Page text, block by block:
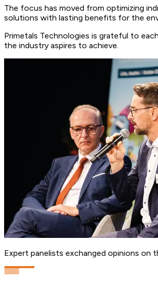
The focus has moved from optimizing
solutions with lasting benefits for the
Primetals Technologies is grateful to
the industry aspires to achieve.
Expert panelists exchanged opinions